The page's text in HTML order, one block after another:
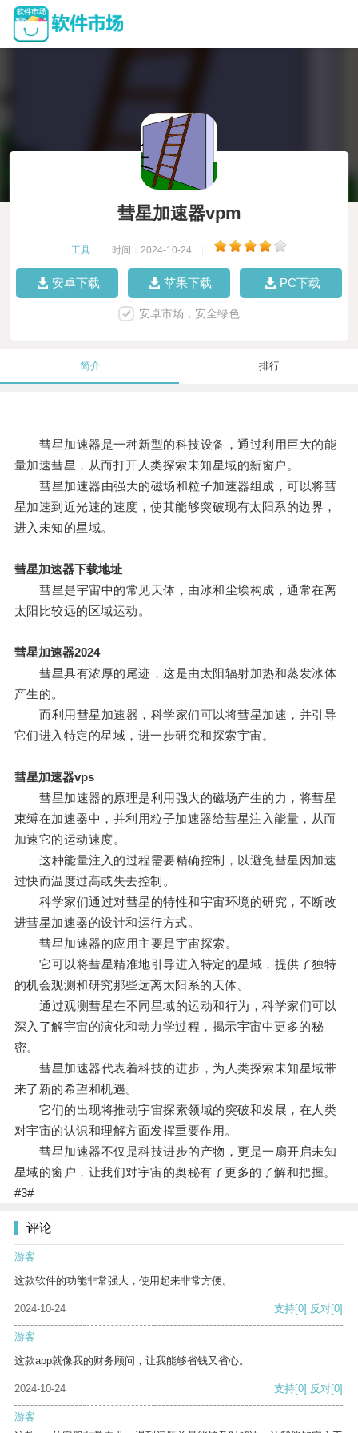
彗星加速器vpm
工具 时间：2024-10-24
安卓下载 苹果下载 PC下载
安卓市场，安全绿色
简介 排行
彗星加速器是一种新型的科技设备，通过利用巨大的能
量加速彗星，从而打开人类探索未知星域的新窗户。
彗星加速器由强大的磁场和粒子加速器组成，可以将彗
星加速到近光速的速度，使其能够突破现有太阳系的边界，
进入未知的星域。
彗星加速器下载地址
彗星是宇宙中的常见天体，由冰和尘埃构成，通常在离
太阳比较远的区域运动。
彗星加速器2024
彗星具有浓厚的尾迹，这是由太阳辐射加热和蒸发冰体
产生的。
而利用彗星加速器，科学家们可以将彗星加速，并引导
它们进入特定的星域，进一步研究和探索宇宙。
彗星加速器vps
彗星加速器的原理是利用强大的磁场产生的力，将彗星
束缚在加速器中，并利用粒子加速器给彗星注入能量，从而
加速它的运动速度。
这种能量注入的过程需要精确控制，以避免彗星因加速
过快而温度过高或失去控制。
科学家们通过对彗星的特性和宇宙环境的研究，不断改
进彗星加速器的设计和运行方式。
彗星加速器的应用主要是宇宙探索。
它可以将彗星精准地引导进入特定的星域，提供了独特
的机会观测和研究那些远离太阳系的天体。
通过观测彗星在不同星域的运动和行为，科学家们可以
深入了解宇宙的演化和动力学过程，揭示宇宙中更多的秘
密。
彗星加速器代表着科技的进步，为人类探索未知星域带
来了新的希望和机遇。
它们的出现将推动宇宙探索领域的突破和发展，在人类
对宇宙的认识和理解方面发挥重要作用。
彗星加速器不仅是科技进步的产物，更是一扇开启未知
星域的窗户，让我们对宇宙的奥秘有了更多的了解和把握。
#3#
评论
游客
这款软件的功能非常强大，使用起来非常方便。
2024-10-24 支持[0] 反对[0]
游客
这款app就像我的财务顾问，让我能够省钱又省心。
2024-10-24 支持[0] 反对[0]
游客